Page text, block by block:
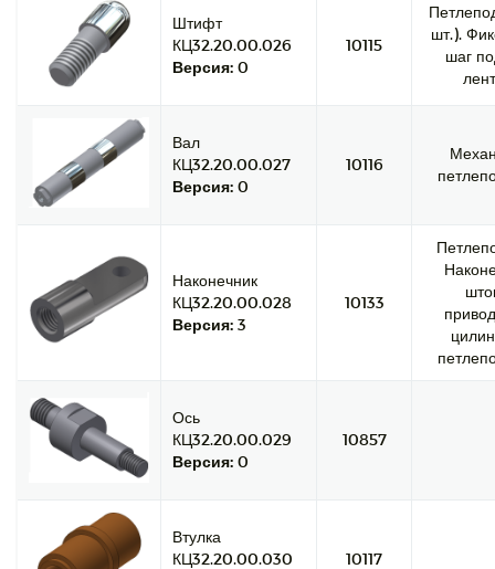
Штифт
КЦ32.20.00.026
Версия: 0
10115
шт.).
шаг
Вал
КЦ32.20.00.027
Версия: 0
10116
Наконечник
КЦ32.20.00.028
Версия: 3
10133
Ось
КЦ32.20.00.029
Версия: 0
10857
Втулка
КЦ32.20.00.030
10117